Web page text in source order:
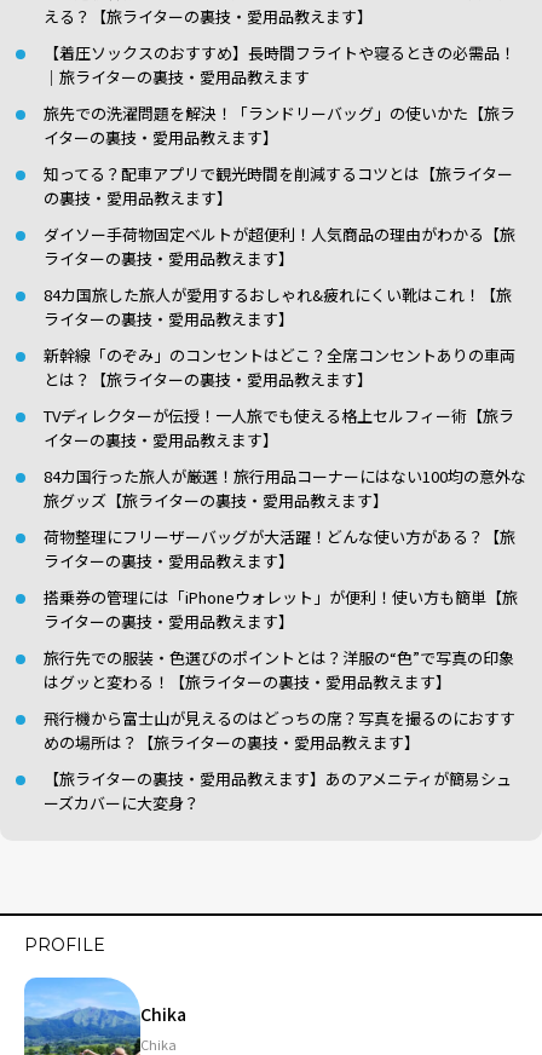
える？【旅ライターの裏技・愛用品教えます】
【着圧ソックスのおすすめ】長時間フライトや寝るときの必需品！
｜旅ライターの裏技・愛用品教えます
旅先での洗濯問題を解決！「ランドリーバッグ」の使いかた【旅ラ
イターの裏技・愛用品教えます】
知ってる？配車アプリで観光時間を削減するコツとは【旅ライター
の裏技・愛用品教えます】
ダイソー手荷物固定ベルトが超便利！人気商品の理由がわかる【旅
ライターの裏技・愛用品教えます】
84カ国旅した旅人が愛用するおしゃれ&疲れにくい靴はこれ！【旅
ライターの裏技・愛用品教えます】
新幹線「のぞみ」のコンセントはどこ？全席コンセントありの車両
とは？【旅ライターの裏技・愛用品教えます】
TVディレクターが伝授！一人旅でも使える格上セルフィー術【旅ラ
イターの裏技・愛用品教えます】
84カ国行った旅人が厳選！旅行用品コーナーにはない100均の意外な
旅グッズ【旅ライターの裏技・愛用品教えます】
荷物整理にフリーザーバッグが大活躍！どんな使い方がある？【旅
ライターの裏技・愛用品教えます】
搭乗券の管理には「iPhoneウォレット」が便利！使い方も簡単【旅
ライターの裏技・愛用品教えます】
旅行先での服装・色選びのポイントとは？洋服の“色”で写真の印象
はグッと変わる！【旅ライターの裏技・愛用品教えます】
飛行機から富士山が見えるのはどっちの席？写真を撮るのにおすす
めの場所は？【旅ライターの裏技・愛用品教えます】
【旅ライターの裏技・愛用品教えます】あのアメニティが簡易シュ
ーズカバーに大変身？
PROFILE
Chika
Chika